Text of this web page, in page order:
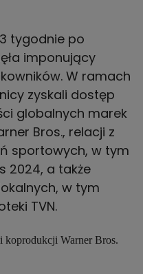
tygodnie po
imponujący
W ramach
zyskali dostęp
globalnych marek
Bros., relacji z
sportowych, w tym
2024, a także
w tym
TVN.
koprodukcji Warner Bros.